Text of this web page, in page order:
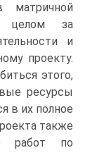
матричной
целом за
и
проекту.
этого,
ресурсы
в их полное
также
работ по